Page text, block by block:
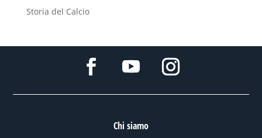
Storia del Calcio
Chi siamo